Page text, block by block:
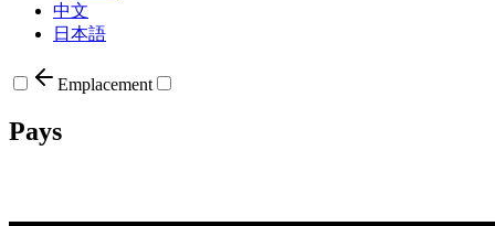
中文
日本語
Emplacement
Pays